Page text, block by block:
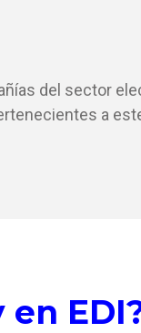
del sector
a